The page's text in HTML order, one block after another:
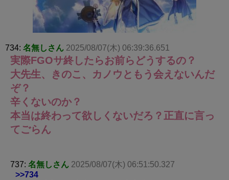
734: 名無しさん 2025/08/07(木) 06:39:36.651
実際FGOサ終したらお前らどうするの？
大先生、きのこ、カノウともう会えないんだ
ぞ？
辛くないのか？
本当は終わって欲しくないだろ？正直に言っ
てごらん
737: 名無しさん 2025/08/07(木) 06:51:50.327
>>734